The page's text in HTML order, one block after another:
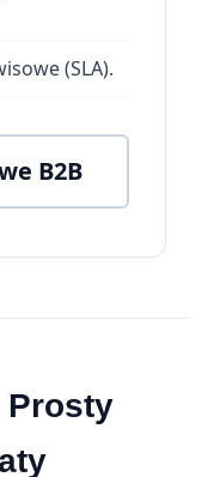
(SLA).
B2B
Prosty